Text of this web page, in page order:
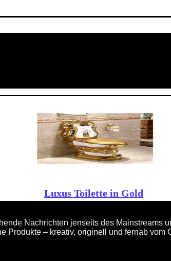
Luxus Toilette in Gold
Nachrichten jenseits des Mainstreams
Produkte – kreativ, originell und fernab